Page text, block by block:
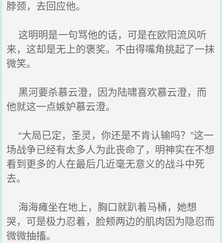
脖颈，去回应他。
这明明是一句骂他的话，可是在欧阳流风听
来，这却是无上的褒奖。不由得嘴角挑起了一抹
微笑。
黑河要杀慕云澄，因为陆啸喜欢慕云澄，而
他就这一点嫉妒慕云澄。
“大局已定，圣灵，你还是不肯认输吗？”这一
场战争已经有太多人为此丧命了，明神实在不想
看到更多的人在最后几近毫无意义的战斗中死
去。
海海瘫坐在地上，胸口就趴着马桶，她想
哭，可是极力忍着，脸颊两边的肌肉因为隐忍而
微微抽搐。